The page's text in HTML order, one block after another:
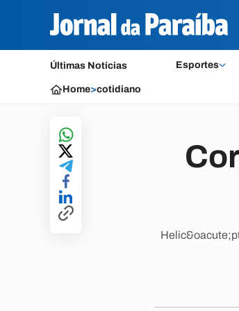
Últimas Notícias Esportes
Home>cotidiano